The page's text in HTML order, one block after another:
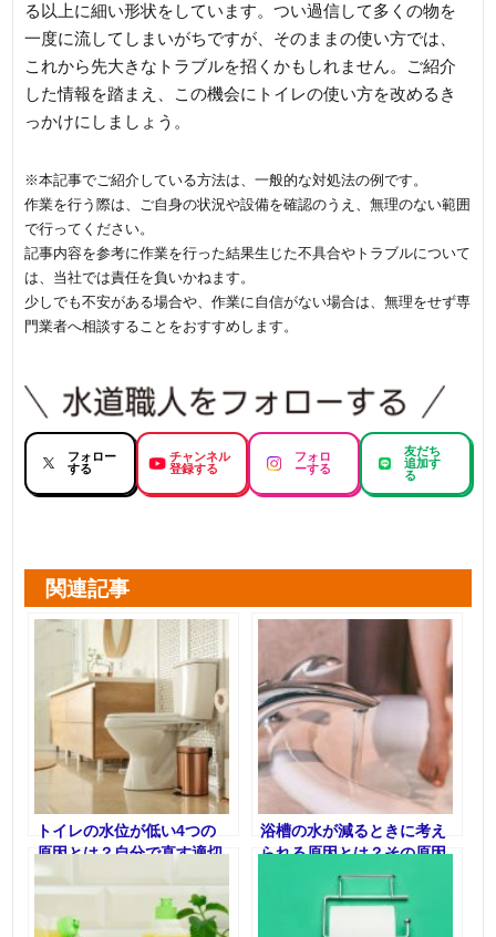
る以上に細い形状をしています。つい過信して多くの物を
一度に流してしまいがちですが、そのままの使い方では、
これから先大きなトラブルを招くかもしれません。ご紹介
した情報を踏まえ、この機会にトイレの使い方を改めるき
っかけにしましょう。
※本記事でご紹介している方法は、一般的な対処法の例です。
作業を行う際は、ご自身の状況や設備を確認のうえ、無理のない範囲
で行ってください。
記事内容を参考に作業を行った結果生じた不具合やトラブルについて
は、当社では責任を負いかねます。
少しでも不安がある場合や、作業に自信がない場合は、無理をせず専
門業者へ相談することをおすすめします。
フォロー
する
チャンネル
登録する
フォロ
ーする
友だち
追加す
る
関連記事
トイレの水位が低い4つの
原因とは？自分で直す適切
な方法も合わせて解説
浴槽の水が減るときに考え
られる原因とは？その原因
と解消手段について解説